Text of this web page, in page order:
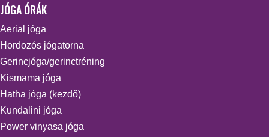
JÓGA ÓRÁK
Aerial jóga
Hordozós jógatorna
Gerincjóga/gerinctréning
Kismama jóga
Hatha jóga (kezdő)
Kundalini jóga
Power vinyasa jóga